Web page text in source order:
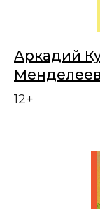
Аркадий
12+